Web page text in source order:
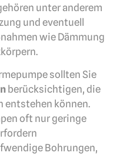
unter anderem
und eventuell
wie Dämmung
sollten Sie
berücksichtigen, die
entstehen können.
oft nur geringe
Bohrungen,